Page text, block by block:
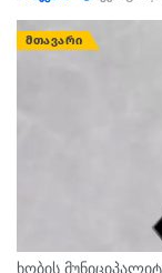
ᲛᲗᲐᲕᲐᲠᲘ
ხო­ბის